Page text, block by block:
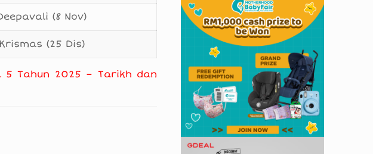
(8 Nov)
(25 Dis)
5 Tahun 2025 – Tarikh dan